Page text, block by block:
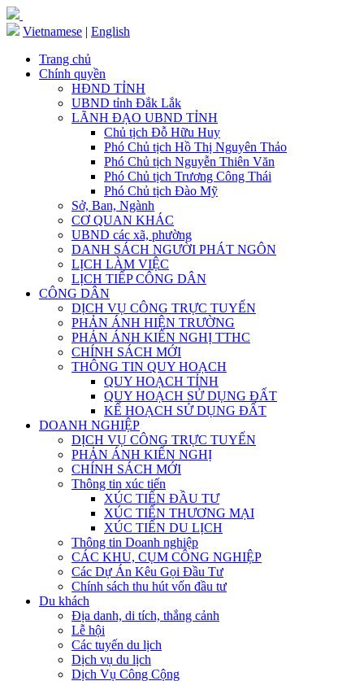
Vietnamese | English
Trang chủ
Chính quyền
HĐND TỈNH
UBND tỉnh Đắk Lắk
LÃNH ĐẠO UBND TỈNH
Chủ tịch Đỗ Hữu Huy
Phó Chủ tịch Hồ Thị Nguyên Thảo
Phó Chủ tịch Nguyễn Thiên Văn
Phó Chủ tịch Trương Công Thái
Phó Chủ tịch Đào Mỹ
Sở, Ban, Ngành
CƠ QUAN KHÁC
UBND các xã, phường
DANH SÁCH NGƯỜI PHÁT NGÔN
LỊCH LÀM VIỆC
LỊCH TIẾP CÔNG DÂN
CÔNG DÂN
DỊCH VỤ CÔNG TRỰC TUYẾN
PHẢN ÁNH HIỆN TRƯỜNG
PHẢN ÁNH KIẾN NGHỊ TTHC
CHÍNH SÁCH MỚI
THÔNG TIN QUY HOẠCH
QUY HOẠCH TỈNH
QUY HOẠCH SỬ DỤNG ĐẤT
KẾ HOẠCH SỬ DỤNG ĐẤT
DOANH NGHIỆP
DỊCH VỤ CÔNG TRỰC TUYẾN
PHẢN ÁNH KIẾN NGHỊ
CHÍNH SÁCH MỚI
Thông tin xúc tiến
XÚC TIẾN ĐẦU TƯ
XÚC TIẾN THƯƠNG MẠI
XÚC TIẾN DU LỊCH
Thông tin Doanh nghiệp
CÁC KHU, CỤM CÔNG NGHIỆP
Các Dự Án Kêu Gọi Đầu Tư
Chính sách thu hút vốn đầu tư
Du khách
Địa danh, di tích, thắng cảnh
Lễ hội
Các tuyến du lịch
Dịch vụ du lịch
Dịch Vụ Công Cộng